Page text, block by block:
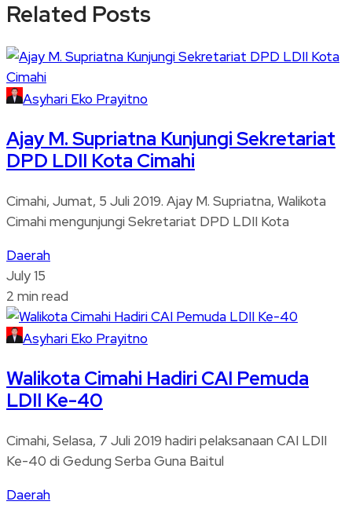
Related Posts
Asyhari Eko Prayitno
Ajay M. Supriatna Kunjungi Sekretariat
DPD LDII Kota Cimahi
Cimahi, Jumat, 5 Juli 2019. Ajay M. Supriatna, Walikota
Cimahi mengunjungi Sekretariat DPD LDII Kota
Daerah
July 15
2 min read
Asyhari Eko Prayitno
Walikota Cimahi Hadiri CAI Pemuda
LDII Ke-40
Cimahi, Selasa, 7 Juli 2019 hadiri pelaksanaan CAI LDII
Ke-40 di Gedung Serba Guna Baitul
Daerah